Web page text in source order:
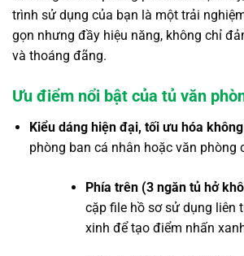
trình sử dụng của bạn là một trải
gọn nhưng đầy hiệu năng, không chỉ
và thoáng đãng.
Ưu điểm nổi bật của tủ văn
Kiểu dáng hiện đại, tối ưu hóa
phòng ban cá nhân hoặc văn
Phía trên (3 ngăn tủ hở
cặp file hồ sơ sử dụng liên
xinh để tạo điểm nhấn